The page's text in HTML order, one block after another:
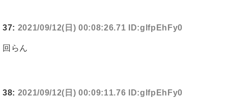
37: 2021/09/12(日) 00:08:26.71 ID:glfpEhFy0
回らん
38: 2021/09/12(日) 00:09:11.76 ID:glfpEhFy0